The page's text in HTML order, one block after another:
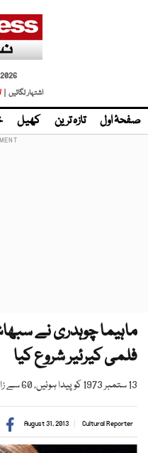
2026
اشتہار لگائیں |
صفحۂ اول تازہ ترین کھیل
ماہیما چوہدری نے
فلمی کیرئیر شروع کیا
13 ستمبر 1973 کو پیدا ہوئیں، 60 سے زائد فلموں میں ادکاری کے جوہر دکھائے
Cultural Reporter
August 31, 2013